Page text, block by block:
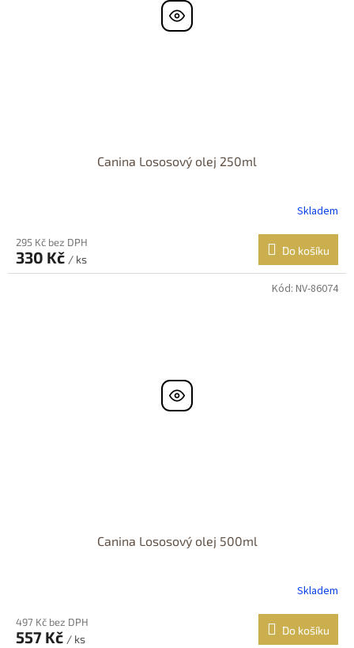
Canina Lososový olej 250ml
Skladem
295 Kč bez DPH
330 Kč / ks
Do košíku
Canina Lososový olej 500ml
Skladem
497 Kč bez DPH
557 Kč / ks
Do košíku
Kód: NV-86074